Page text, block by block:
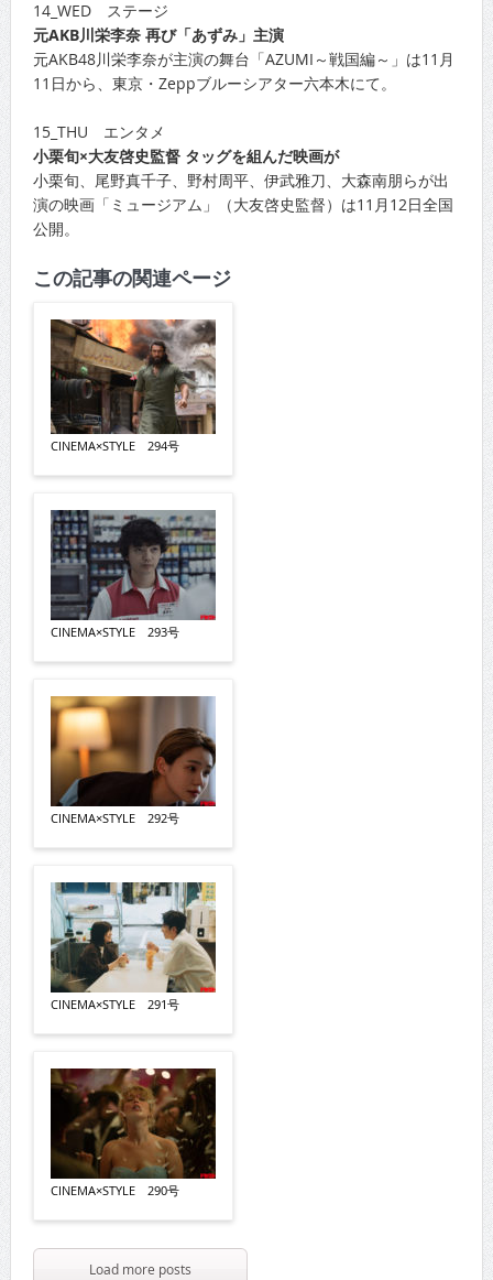
14_WED ステージ
元AKB川栄李奈 再び「あずみ」主演
元AKB48川栄李奈が主演の舞台「AZUMI～戦国編～」は11月
11日から、東京・Zeppブルーシアター六本木にて。
15_THU エンタメ
小栗旬×大友啓史監督 タッグを組んだ映画が
小栗旬、尾野真千子、野村周平、伊武雅刀、大森南朋らが出
演の映画「ミュージアム」（大友啓史監督）は11月12日全国
公開。
この記事の関連ページ
CINEMA×STYLE 294号
CINEMA×STYLE 293号
CINEMA×STYLE 292号
CINEMA×STYLE 291号
CINEMA×STYLE 290号
Load more posts